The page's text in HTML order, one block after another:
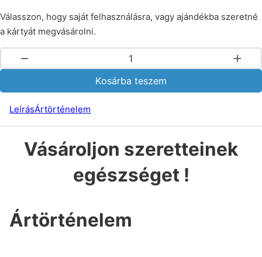
Válasszon, hogy saját felhasználásra, vagy ajándékba szeretné
a kártyát megvásárolni.
Ajándékkártya 5.000 Ft értékben mennyiség
Kosárba teszem
LeírásÁrtörténelem
Vásároljon szeretteinek
egészséget !
Ártörténelem